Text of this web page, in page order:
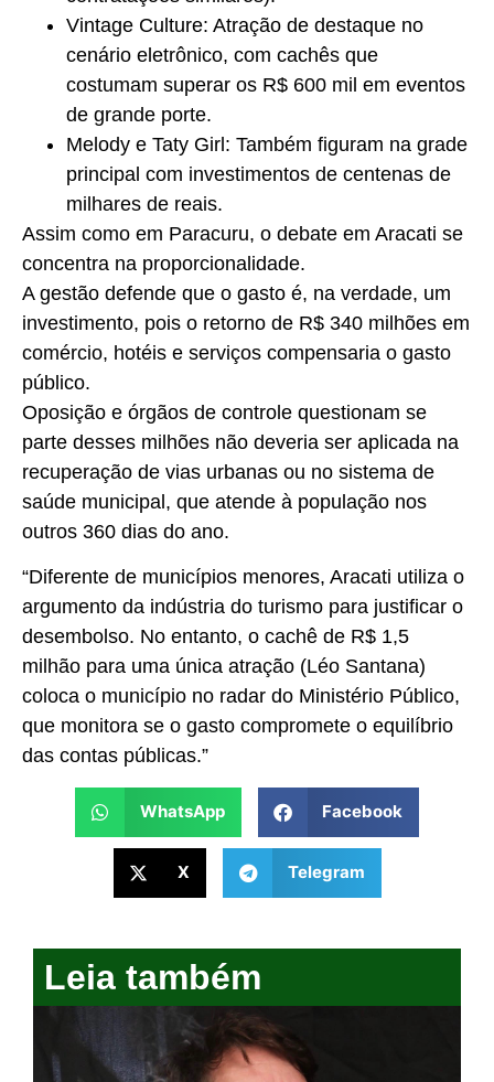
Vintage Culture: Atração de destaque no
cenário eletrônico, com cachês que
costumam superar os R$ 600 mil em eventos
de grande porte.
Melody e Taty Girl: Também figuram na grade
principal com investimentos de centenas de
milhares de reais.
Assim como em Paracuru, o debate em Aracati se
concentra na proporcionalidade.
A gestão defende que o gasto é, na verdade, um
investimento, pois o retorno de R$ 340 milhões em
comércio, hotéis e serviços compensaria o gasto
público.
Oposição e órgãos de controle questionam se
parte desses milhões não deveria ser aplicada na
recuperação de vias urbanas ou no sistema de
saúde municipal, que atende à população nos
outros 360 dias do ano.
“Diferente de municípios menores, Aracati utiliza o
argumento da indústria do turismo para justificar o
desembolso. No entanto, o cachê de R$ 1,5
milhão para uma única atração (Léo Santana)
coloca o município no radar do Ministério Público,
que monitora se o gasto compromete o equilíbrio
das contas públicas.”
WhatsApp Facebook
X Telegram
Leia também